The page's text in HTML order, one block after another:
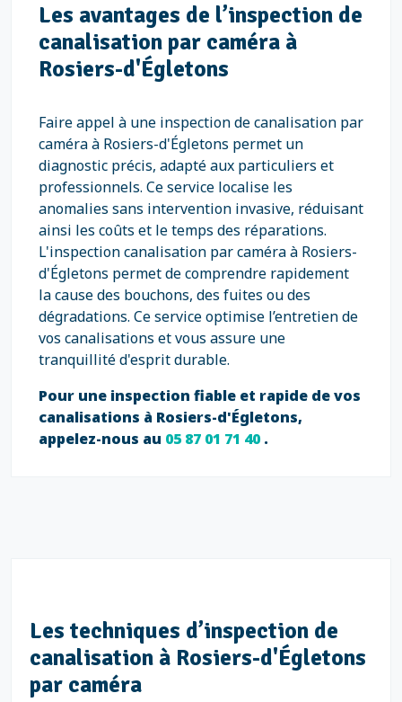
Les avantages de l’inspection de
canalisation par caméra à
Rosiers-d'Égletons
Faire appel à une inspection de canalisation par
caméra à Rosiers-d'Égletons permet un
diagnostic précis, adapté aux particuliers et
professionnels. Ce service localise les
anomalies sans intervention invasive, réduisant
ainsi les coûts et le temps des réparations.
L'inspection canalisation par caméra à Rosiers-
d'Égletons permet de comprendre rapidement
la cause des bouchons, des fuites ou des
dégradations. Ce service optimise l’entretien de
vos canalisations et vous assure une
tranquillité d'esprit durable.
Pour une inspection fiable et rapide de vos
canalisations à Rosiers-d'Égletons,
appelez-nous au 05 87 01 71 40.
Les techniques d’inspection de
canalisation à Rosiers-d'Égletons
par caméra